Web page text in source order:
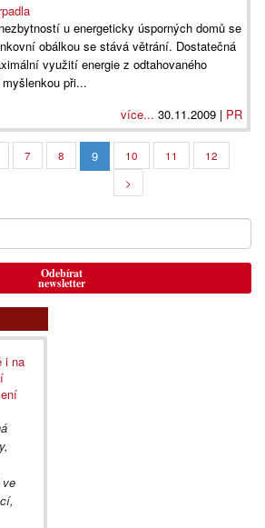
u energeticky úsporných domů se
obálkou se stává větrání. Dostatečná
využití energie z odtahovaného
při...
více... 30.11.2009 | PR
7 8 9 10 11
12
>
Odebírat
newsletter
i na
ve